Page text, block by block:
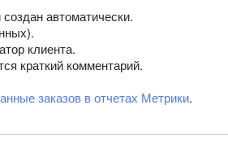
автоматически.
клиента.
краткий комментарий.
заказов в отчетах Метрики.